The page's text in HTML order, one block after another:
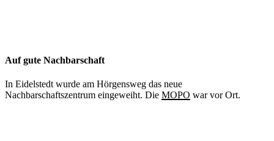
Auf gute Nachbarschaft
In Eidelstedt wurde am Hörgensweg das neue
Nachbarschaftszentrum eingeweiht. Die MOPO war vor Ort.